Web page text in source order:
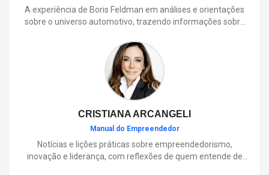
A experiência de Boris Feldman em análises e orientações
sobre o universo automotivo, trazendo informações sobre
que envolve o dia a dia dos motoristas.
CRISTIANA ARCANGELI
Manual do Empreendedor
Notícias e lições práticas sobre empreendedorismo,
inovação e liderança, com reflexões de quem entende de